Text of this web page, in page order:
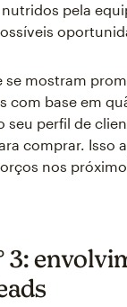
pela
se mostram
com base em
seu perfil de
comprar. Isso
nos
3: